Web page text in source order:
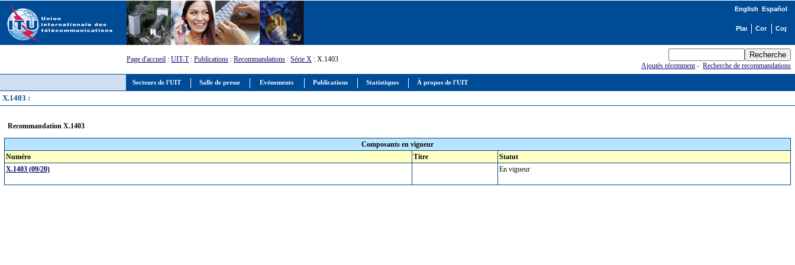
Secteurs de l'UIT Salle de presse Evénements Publications Statistiques À propos de l'UIT
English Español
Page d'accueil : UIT-T: Publications : Recommandations : Série X : X.1403
Ajoutés récemment-Recherche de recommandations
X.1403 :
Recommandation X.1403
Composants en vigueur
Numéro
Titre
Statut
X.1403 (09/20)
En vigueur